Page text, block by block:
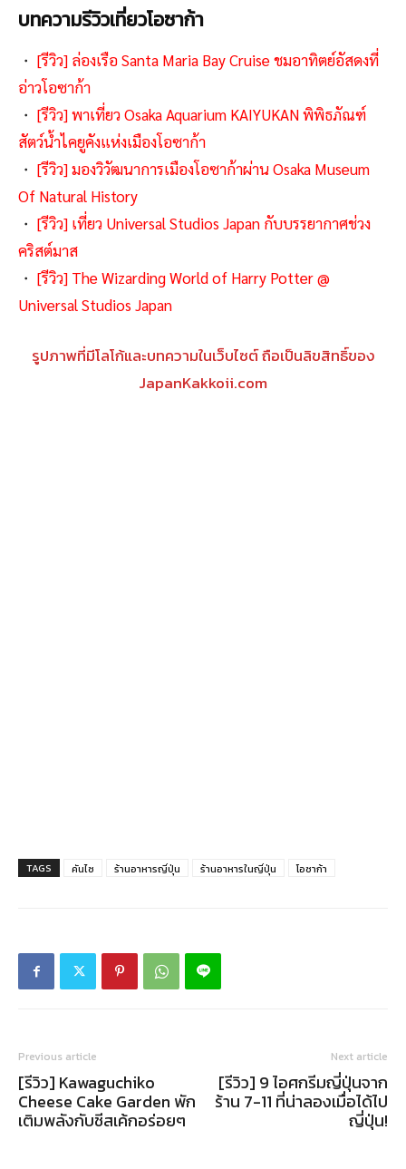
บทความรีวิวเที่ยวโอซาก้า
・ [รีวิว] ล่องเรือ Santa Maria Bay Cruise ชมอาทิตย์อัสดงที่
อ่าวโอซาก้า
・ [รีวิว] พาเที่ยว Osaka Aquarium KAIYUKAN พิพิธภัณฑ์
สัตว์น้ำไคยูคังแห่งเมืองโอซาก้า
・ [รีวิว] มองวิวัฒนาการเมืองโอซาก้าผ่าน Osaka Museum
Of Natural History
・ [รีวิว] เที่ยว Universal Studios Japan กับบรรยากาศช่วง
คริสต์มาส
・ [รีวิว] The Wizarding World of Harry Potter @
Universal Studios Japan
รูปภาพที่มีโลโก้และบทความในเว็บไซต์ ถือเป็นลิขสิทธิ์ของ
JapanKakkoii.com
TAGS คันไซ ร้านอาหารญี่ปุ่น ร้านอาหารในญี่ปุ่น โอซาก้า
Previous article
[รีวิว] Kawaguchiko
Cheese Cake Garden พัก
เติมพลังกับชีสเค้กอร่อยๆ
Next article
[รีวิว] 9 ไอศกรีมญี่ปุ่นจาก
ร้าน 7-11 ที่น่าลองเมื่อได้ไป
ญี่ปุ่น!